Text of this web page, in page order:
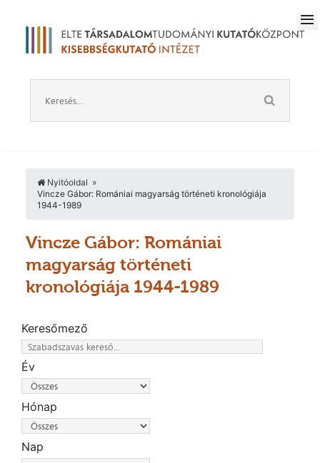
Nyitóoldal
Vincze Gábor: Romániai magyarság történeti kronológiája
1944-1989
Vincze Gábor: Romániai
magyarság történeti
kronológiája 1944-1989
Keresőmező
Év
Hónap
Nap